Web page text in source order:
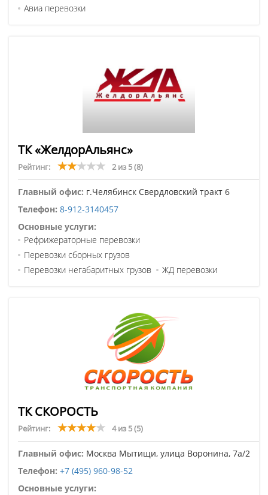
Авиа перевозки
ТК «ЖелдорАльянс»
Рейтинг: 2 из 5(8)
Главный офис: г.Челябинск Свердловский тракт 6
Телефон: 8-912-3140457
Основные услуги:
Рефрижераторные перевозки
Перевозки сборных грузов
Перевозки негабаритных грузов
ЖД перевозки
ТК СКОРОСТЬ
Рейтинг: 4 из 5(5)
Главный офис: Москва Мытищи, улица Воронина, 7а/2
Телефон: +7 (495) 960-98-52
Основные услуги: